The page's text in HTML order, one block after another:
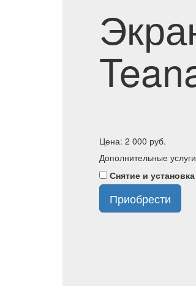
Цена: 2 000 руб.
Дополнительные услуги
Снятие и установка
Приобрести